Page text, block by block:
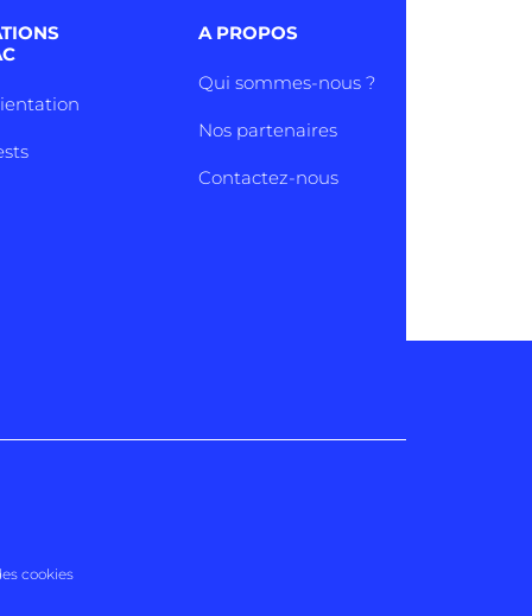
A PROPOS
Qui sommes-nous ?
Nos partenaires
Contactez-nous
cookies